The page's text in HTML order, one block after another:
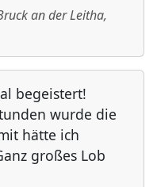
an der Leitha,
begeistert!
wurde die
hätte ich
großes Lob